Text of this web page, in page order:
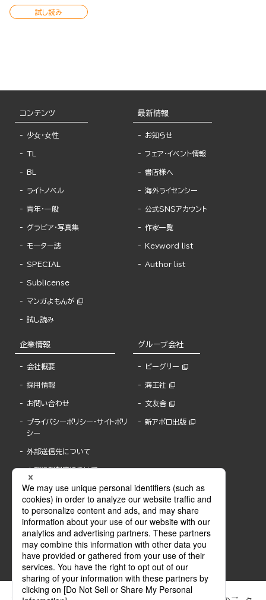
試し読み
コンテンツ
少女・女性
TL
BL
ライトノベル
青年・一般
グラビア・写真集
モーター誌
SPECIAL
Sublicense
マンガよもんが
試し読み
最新情報
お知らせ
フェア・イベント情報
書店様へ
海外ライセンシー
公式SNSアカウント
作家一覧
Keyword list
Author list
企業情報
会社概要
採用情報
お問い合わせ
プライバシーポリシー・サイトポリ
シー
外部送信先について
内部通報制度について
グループ会社
ビーグリー
海王社
文友舎
新アポロ出版